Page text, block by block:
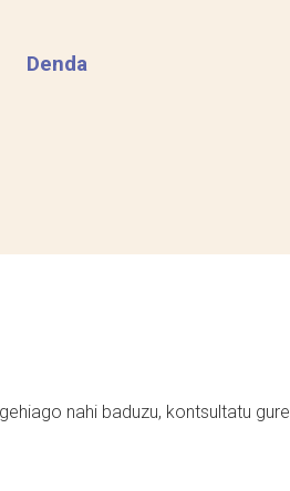
Denda
nahi baduzu, kontsultatu gure